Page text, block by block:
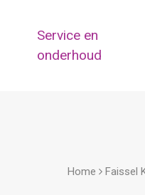
Service en
onderhoud
Home Faissel